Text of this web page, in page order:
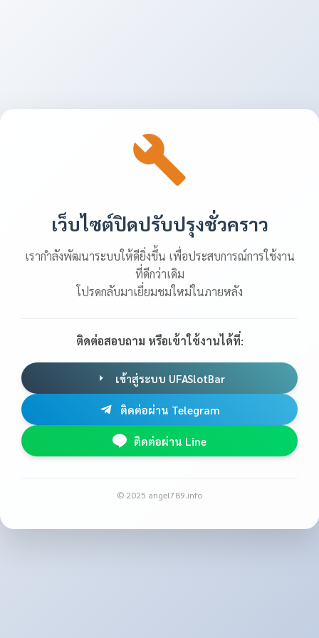
เว็บไซต์ปิดปรับปรุงชั่วคราว
เรากำลังพัฒนาระบบให้ดียิ่งขึ้น เพื่อประสบการณ์การใช้งาน
ที่ดีกว่าเดิม
โปรดกลับมาเยี่ยมชมใหม่ในภายหลัง
ติดต่อสอบถาม หรือเข้าใช้งานได้ที่:
เข้าสู่ระบบ UFASlotBar
ติดต่อผ่าน Telegram
ติดต่อผ่าน Line
© 2025 angel789.info